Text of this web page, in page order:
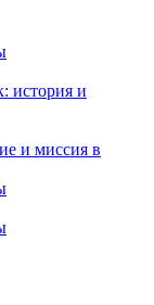
история и
и миссия в